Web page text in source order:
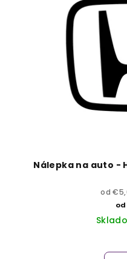
Nálepka na auto -
od
od